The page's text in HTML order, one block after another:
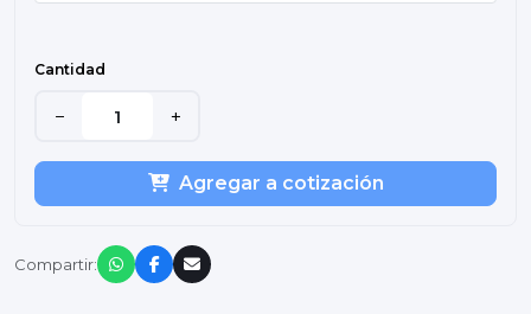
Cantidad
− +
Agregar a cotización
Compartir: